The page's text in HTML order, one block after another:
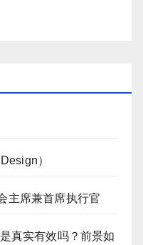
）
主席兼首席执行官
真实有效吗？前景如